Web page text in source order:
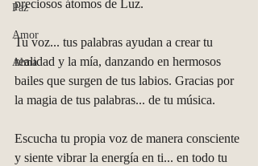
Paz
Amor
Alma
preciosos átomos de Luz.
Tu voz... tus palabras ayudan a crear tu
realidad y la mía, danzando en hermosos
bailes que surgen de tus labios. Gracias por
la magia de tus palabras... de tu música.
Escucha tu propia voz de manera consciente
y siente vibrar la energía en ti... en todo tu